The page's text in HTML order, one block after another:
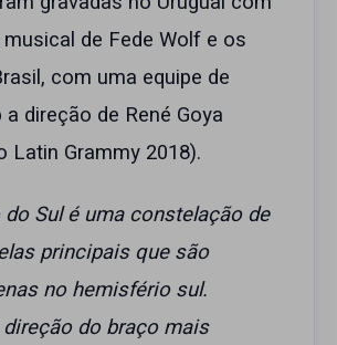
de Fede Wolf e os
com uma equipe de
direção de René Goya
Latin Grammy 2018).
do Sul é uma constelação de
principais que são
no hemisfério sul.
do braço mais